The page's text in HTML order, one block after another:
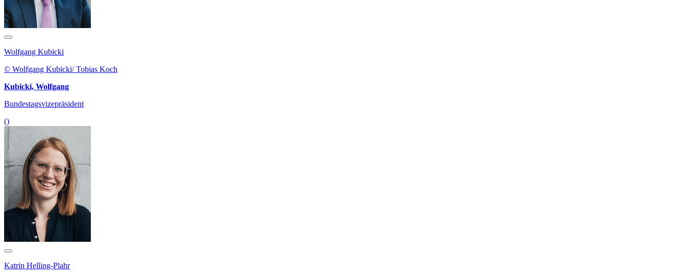
Wolfgang Kubicki
© Wolfgang Kubicki/ Tobias Koch
Kubicki, Wolfgang
Bundestagsvizepräsident
()
Katrin Helling-Plahr